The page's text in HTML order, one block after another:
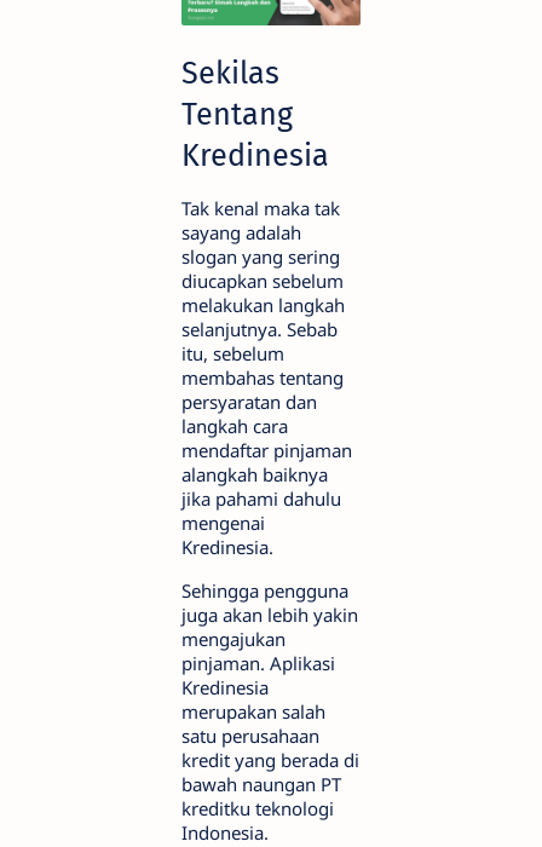
Sekilas
Tentang
Kredinesia
Tak kenal maka tak
sayang adalah
slogan yang sering
diucapkan sebelum
melakukan langkah
selanjutnya. Sebab
itu, sebelum
membahas tentang
persyaratan dan
langkah cara
mendaftar pinjaman
alangkah baiknya
jika pahami dahulu
mengenai
Kredinesia.
Sehingga pengguna
juga akan lebih yakin
mengajukan
pinjaman. Aplikasi
Kredinesia
merupakan salah
satu perusahaan
kredit yang berada di
bawah naungan PT
kreditku teknologi
Indonesia.